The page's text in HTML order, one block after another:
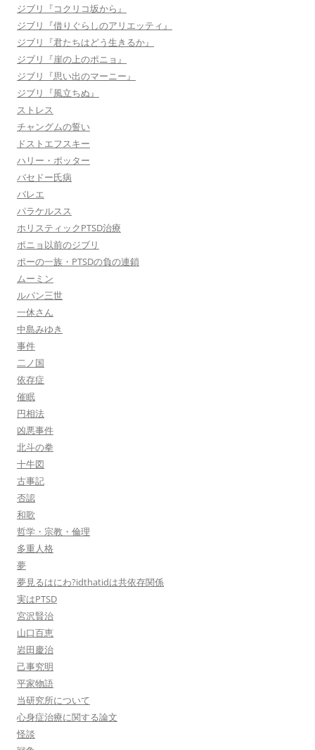
ジブリ『コクリコ坂から』
ジブリ『借りぐらしのアリエッティ』
ジブリ『君たちはどう生きるか』
ジブリ『崖の上のポニョ』
ジブリ『思い出のマーニー』
ジブリ『風立ちぬ』
ストレス
チャングムの誓い
ドストエフスキー
ハリー・ポッター
バセドー氏病
バレエ
パラケルスス
ホリスティックPTSD治療
ポニョ以前のジブリ
ポーの一族・PTSDの負の連鎖
ムーミン
ルパン三世
一休さん
中島みゆき
事件
二ノ国
依存症
催眠
円相法
凶悪事件
北斗の拳
十牛図
古事記
否認
和歌
哲学・宗教・倫理
多重人格
夢
夢見るはにわ?idthatidは共依存関係
実はPTSD
宮沢賢治
山口百恵
岩田慶治
己事究明
平家物語
当研究所について
心身症治療に関する論文
怪談